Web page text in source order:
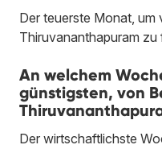
Der teuerste Monat, um
Thiruvananthapuram zu
An welchem
günstigsten, von
Der wirtschaftlichste